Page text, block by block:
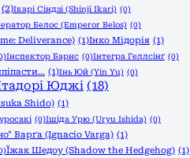
(2)Ікарі Сіндзі (Shinji Ikari) (0)
Белос (Emperor Belos) (0)
Deliverance) (1)Інко Мідорія (1)
Інспектор Барнс (0)Інтегра Геллсінґ (0)
(1)Інь Юй (Yin Yu) (0)
Юджі (18)
Shido) (1)
(0)Ішіда Урю (Uryu Ishida) (0)
Варґа (Ignacio Varga) (1)
Їжак Шедоу (Shadow the Hedgehog) (1)